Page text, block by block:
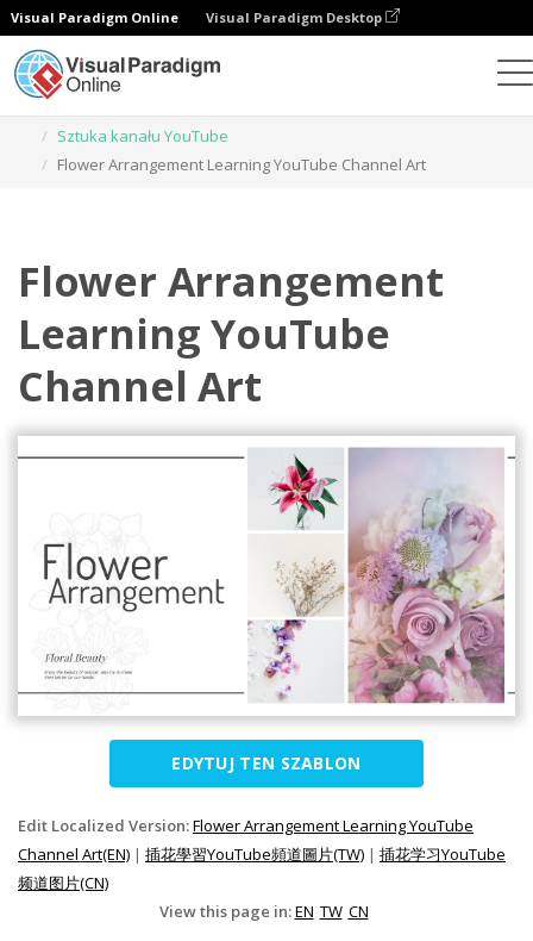
Visual Paradigm Online Visual Paradigm Desktop
Sztuka kanału YouTube
Flower Arrangement Learning YouTube Channel Art
Flower Arrangement
Learning YouTube
Channel Art
EDYTUJ TEN SZABLON
Edit Localized Version:Flower Arrangement Learning YouTube
Channel Art(EN) | 插花學習YouTube頻道圖片(TW) | 插花学习YouTube
频道图片(CN)
View this page in:EN TW CN